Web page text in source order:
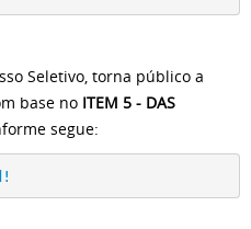
Seletivo, torna público a
base no ITEM 5 - DAS
segue: